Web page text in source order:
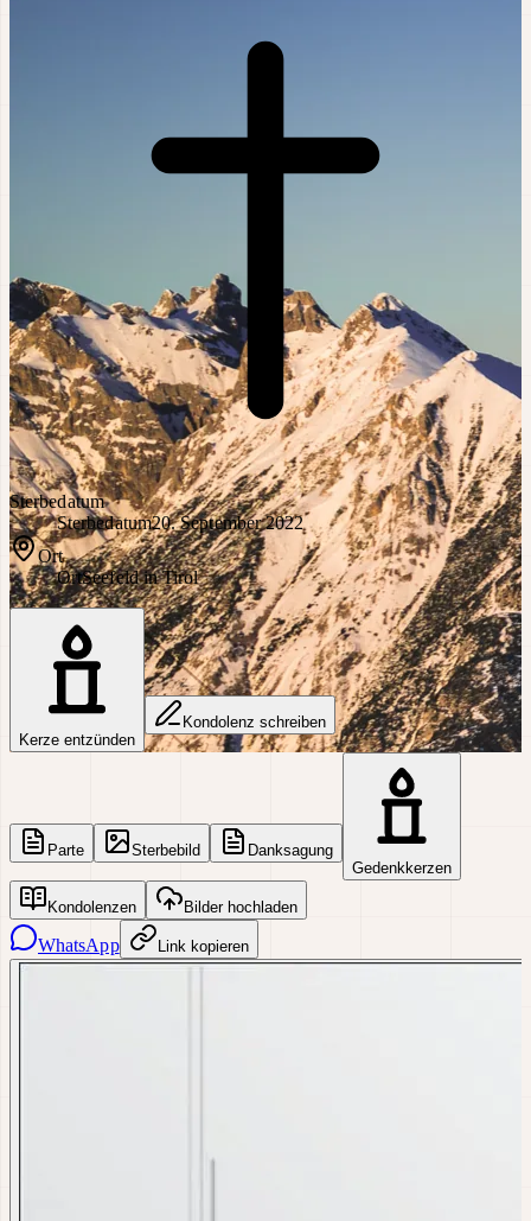
Sterbedatum
Sterbedatum20. September 2022
Ort
OrtSeefeld in Tirol
Kerze entzünden
Kondolenz schreiben
Parte Sterbebild
Danksagung
Gedenkkerzen
Kondolenzen Bilder hochladen
WhatsApp Link kopieren